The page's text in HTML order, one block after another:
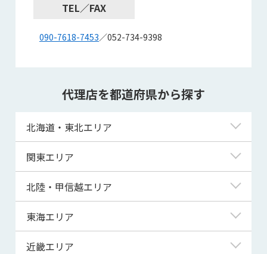
TEL／FAX
090-7618-7453／052-734-9398
代理店を都道府県から探す
北海道・東北エリア
北海道
青森県
宮城県
関東エリア
東京都
神奈川県
埼玉県
北陸・甲信越エリア
新潟県
富山県
東海エリア
岐阜県
近畿エリア